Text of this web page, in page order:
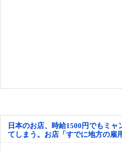
日本のお店、時給1500円でもミ
てしまう。お店「すでに地方の雇